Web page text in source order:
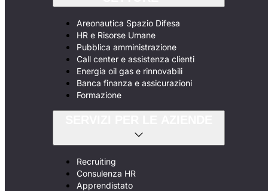
Areonautica Spazio Difesa
HR e Risorse Umane
Pubblica amministrazione
Call center e assistenza clienti
Energia oil gas e rinnovabili
Banca finanza e assicurazioni
Formazione
Recruiting
Consulenza HR
Apprendistato